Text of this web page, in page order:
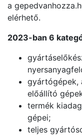
a
elérhető.
2023-ban 6
gyártógépek,
előállító
termék
gépei;
teljes